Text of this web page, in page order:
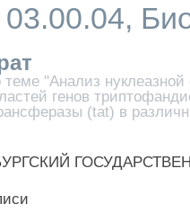
теме "Анализ
генов
(tat) в